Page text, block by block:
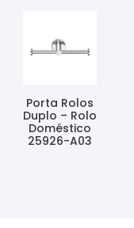
Porta Rolos
Duplo – Rolo
Doméstico
25926-A03